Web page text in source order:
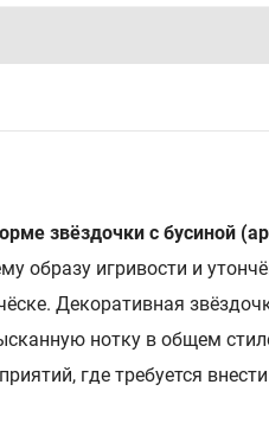
звёздочки с бусиной
образу игривости и
Декоративная
нотку в общем
где требуется